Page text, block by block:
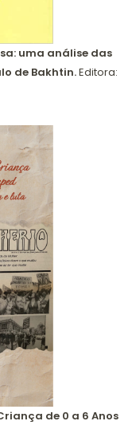
uma análise das
de Bakhtin.Editora:
de 0 a 6 Anos